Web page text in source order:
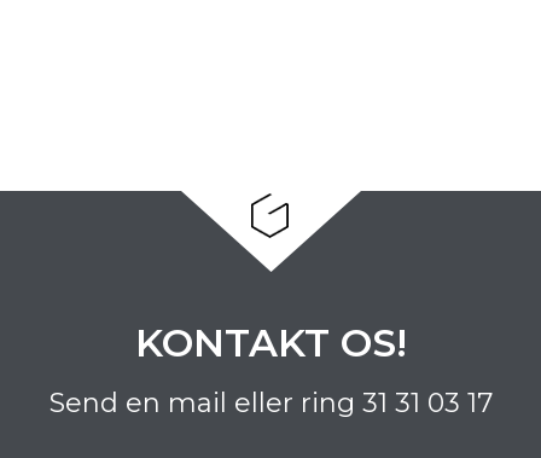
KONTAKT OS!
Send en mail eller ring 31 31 03 17